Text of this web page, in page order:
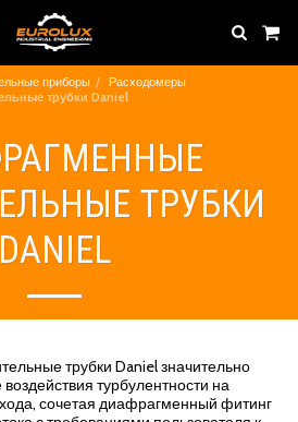
приборы
Расходомеры
трубки Daniel
ТРУБКИ
DANIEL
трубки Daniel значительно
турбулентности на
сочетая диафрагменный фитинг